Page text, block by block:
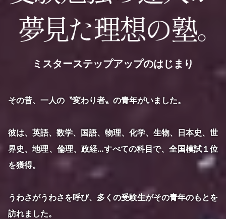
ミスターステップアップのはじまり
その昔、一人の〝変わり者〟の青年がいました。
彼は、英語、数学、国語、物理、化学、生物、日本史、世
界史、地理、倫理、政経…すべての科目で、全国模試１位
を獲得。
うわさがうわさを呼び、多くの受験生がその青年のもとを
訪れました。